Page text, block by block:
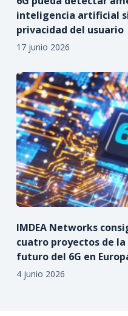
inteligencia artificial
privacidad del usuario
17 junio 2026
IMDEA Networks
cuatro proyectos de la
futuro del 6G en
4 junio 2026